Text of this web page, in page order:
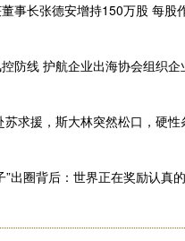
事长张德安增持150万股 每股
防线 护航企业出海协会组织企
求援，斯大林突然松口，硬性
”出圈背后：世界正在奖励认真